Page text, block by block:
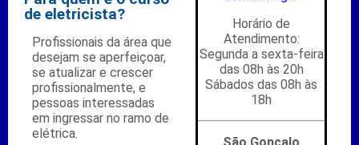
de eletricista?
Profissionais da área que
desejam se aperfeiçoar,
se atualizar e crescer
profissionalmente, e
pessoas interessadas
em ingressar no ramo de
elétrica.
Horário de
Atendimento:
Segunda a sexta-feira
das 08h às 20h
Sábados das 08h às
18h